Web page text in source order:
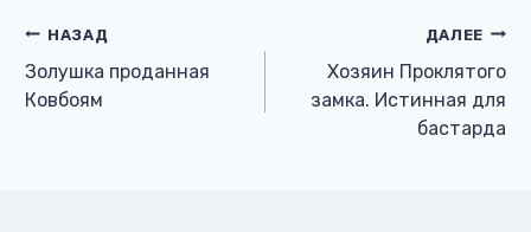
Навигация
по
НАЗАД
Золушка проданная
Ковбоям
ДАЛЕЕ
Хозяин Проклятого
замка. Истинная для
бастарда